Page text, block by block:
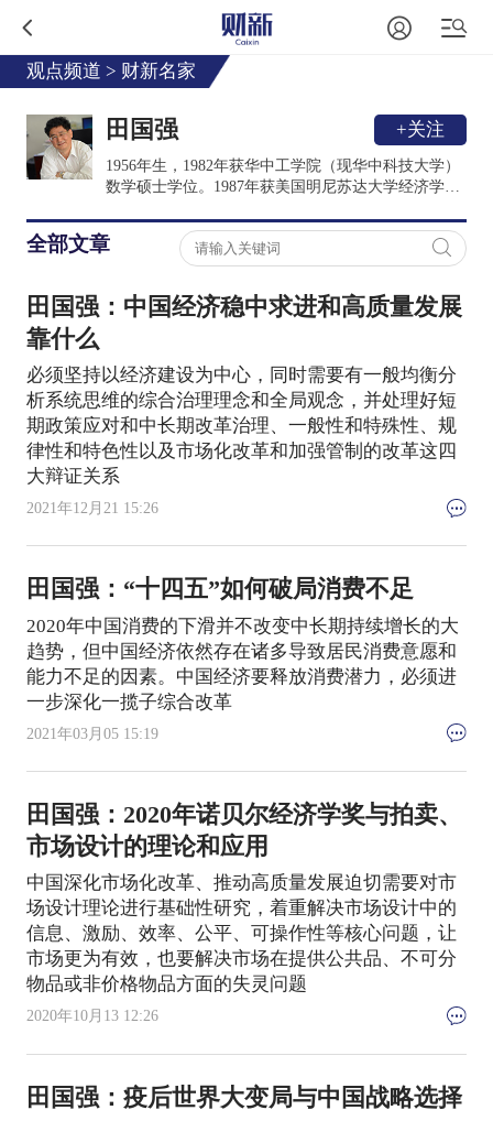
观点频道 > 财新名家
田国强 +关注
1956年生，1982年获华中工学院（现华中科技大学）
数学硕士学位。1987年获美国明尼苏达大学经济学博
之父”赫维茨教授。曾任中国留美经济学会会长
（1991-1992）。Annals of Economics and Finance共同
主编，Frontier of Economics in China主编。
全部文章
田国强：中国经济稳中求进和高质量发展
靠什么
必须坚持以经济建设为中心，同时需要有一般均衡分
析系统思维的综合治理理念和全局观念，并处理好短
期政策应对和中长期改革治理、一般性和特殊性、规
律性和特色性以及市场化改革和加强管制的改革这四
大辩证关系
2021年12月21 15:26
田国强：“十四五”如何破局消费不足
2020年中国消费的下滑并不改变中长期持续增长的大
趋势，但中国经济依然存在诸多导致居民消费意愿和
能力不足的因素。中国经济要释放消费潜力，必须进
一步深化一揽子综合改革
2021年03月05 15:19
田国强：2020年诺贝尔经济学奖与拍卖、
市场设计的理论和应用
中国深化市场化改革、推动高质量发展迫切需要对市
场设计理论进行基础性研究，着重解决市场设计中的
信息、激励、效率、公平、可操作性等核心问题，让
市场更为有效，也要解决市场在提供公共品、不可分
物品或非价格物品方面的失灵问题
2020年10月13 12:26
田国强：疫后世界大变局与中国战略选择